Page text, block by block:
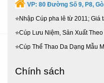
VP: 80 Đường Số 9, P8,
⭐Nhập Cúp pha lê từ 2011; Giá
⭐Cúp Lưu Niệm, Sản Xuất
⭐Cúp Thể Thao Da Dạng Mẫu
Chính sách